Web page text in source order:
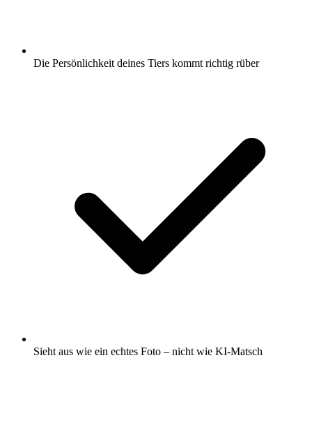
Die Persönlichkeit deines Tiers kommt richtig rüber
Sieht aus wie ein echtes Foto – nicht wie KI-Matsch